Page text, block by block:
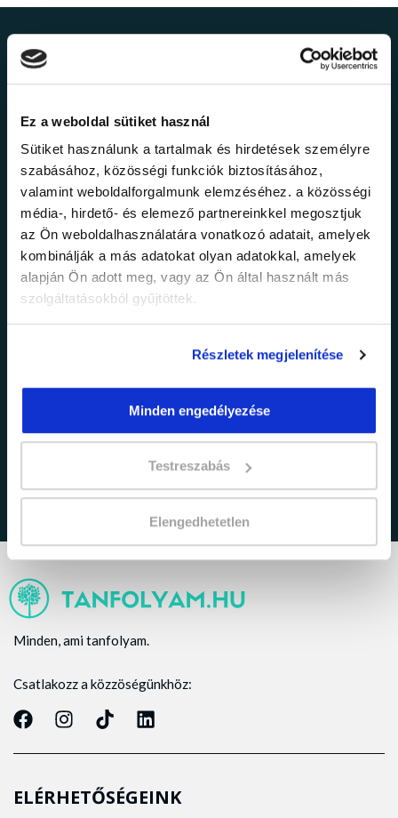
Ez a weboldal sütiket használ
Sütiket használunk a tartalmak és hirdetések személyre
szabásához, közösségi funkciók biztosításához,
valamint weboldalforgalmunk elemzéséhez. a közösségi
média-, hirdető- és elemező partnereinkkel megosztjuk
az Ön weboldalhasználatára vonatkozó adatait, amelyek
kombinálják a más adatokat olyan adatokkal, amelyek
alapján Ön adott meg, vagy az Ön által használt más
szolgáltatásokból gyűjtöttek.
Részletek megjelenítése
Minden engedélyezése
Testreszabás
Elengedhetetlen
Ne maradj le a
legfrissebb
információkról!
Értesülj elsőként legújabb tanfolyamainkról,
legfrissebb híreinkről és időszakos
promócióinkról.
adatkezelési tájékoztatóban
Minden, ami tanfolyam.
Csatlakozz a közzöségünkhöz:
ELÉRHETŐSÉGEINK